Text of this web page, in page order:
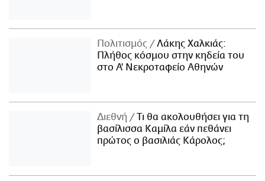
Πολιτισμός
Λάκης Χαλκιάς:
Πλήθος κόσμου στην κηδεία του
στο Α' Νεκροταφείο Αθηνών
Διεθνή
Τι θα ακολουθήσει για τη
βασίλισσα Καμίλα εάν πεθάνει
πρώτος ο βασιλιάς Κάρολος;